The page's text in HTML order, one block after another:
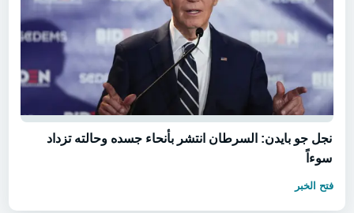
نجل جو بايدن: السرطان انتشر بأنحاء جسده وحالته تزداد
سوءاً
فتح الخبر